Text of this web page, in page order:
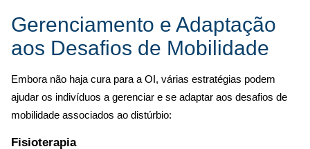
Gerenciamento e Adaptação
aos Desafios de Mobilidade
Embora não haja cura para a OI, várias estratégias podem
ajudar os indivíduos a gerenciar e se adaptar aos desafios de
mobilidade associados ao distúrbio:
Fisioterapia